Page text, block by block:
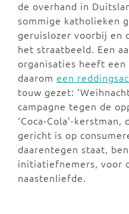
de overhand in
sommige katholieken
geruislozer voorbij en
het straatbeeld. Een
organisaties heeft een
daarom een
touw gezet:
campagne tegen de
‘Coca-Cola’-
gericht is op
daarentegen staat,
initiatiefnemers, voor
naastenliefde.